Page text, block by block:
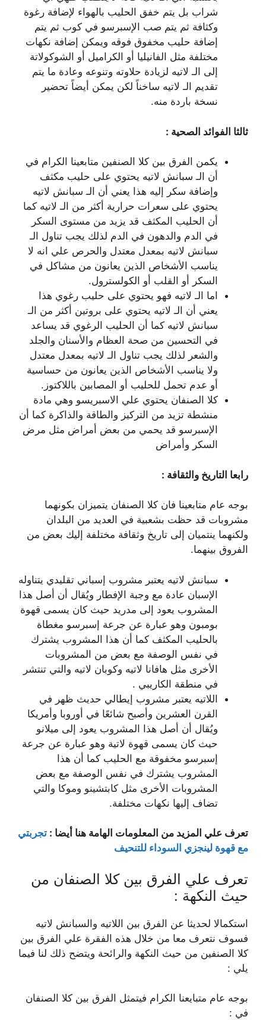
شراب بل يتم خفق الحليب بالهواء لإضافة رغوة
وكثافة ثم يتم صب الإسبرسو في كوب ثم يتم
إضافة حليب مخفوق فوقه ويمكن إضافة نكهات
مختلفة مثل الفانيليا أو الكراميل أو الشوكولاتة
إلى الـ لاتيه لزيادة حلاوته وتنوعه وعادة ما يتم
تقديم الـ لاتيه ساخناً لكن يمكن أيضاً تحضير
نسخة باردة منه.
ثالثا الفوائد الصحية :
يكمن الفرق بين كلا الصنفين متابعينا الكرام في
أن الـ سبانش لاتيه يحتوي على حليب مكثف
وإضافة سكر إليه هذا يعني أن الـ سبانش لاتيه
يحتوي على سعرات حرارية أكثر من الـ لاتيه كما
أن الحليب المكثف قد يزيد من مستوى السكر
في الدم والدهون في الدم لذلك يجب تناول الـ
سبانش لاتيه بمعدل معتدل والحرص علي انه لا
يناسب الأشخاص الذين يعانون من مشاكل في
السكر أو القلب أو الكولسترول.
اما الـ لاتيه فهو يحتوي على حليب رغوي هذا
يعني أن الـ لاتيه يحتوي على بروتين أكثر من الـ
سبانش لاتيه كما أن الحليب الرغوي قد يساعد
في التحسين من صحة العظام والأسنان والجلد
والشعر لذلك يجب تناول الـ لاتيه بمعدل معتدل
ولا يناسب الأشخاص الذين يعانون من حساسية
أو عدم تحمل للحليب أو المصابين باللاكتوز.
كلا الصنفان يحتوي علي الاسبريسو وهي مادة
منشطة تزيد من التركيز والطاقة والذاكرة كما أن
الإسبرسو قد يحمي من بعض أمراض مثل مرض
السكر وأمراض
رابعا التاريخ والثقافة :
بوجه عام متابعينا فان كلا الصنفان يتميزان بكونهما
مشروبات قد حظت بشعبية في العديد من البلدان
ولكنهما ينتميان إلى تاريخ وثقافة مختلفة إليك بعض من
الفروق بينهما.
سبانش لاتيه يعتبر مشروب إسباني تقليدي يتناوله
الإسبان عادة مع وجبة الإفطار ويُقال أن أصل هذا
المشروب يعود إلى مدريد حيث كان يسمى قهوة
بومبون وهو عبارة عن جرعة إسبرسو مغطاة
بالحليب المكثف كما أن هذا المشروب يشترك
في نفس الوصفة مع بعض من المشروبات
الأخرى مثل هافانا لاتيه وكوبان لاتيه والتي تنتشر
في منطقة الكاريبي .
اللاتيه يعتبر مشروب إيطالي حديث ظهر في
القرن العشرين وأصبح شائعًا في أوروبا وأمريكا
ويُقال أن أصل هذا المشروب يعود إلى ميلانو
حيث كان يسمى قهوة لاتية وهو عبارة عن جرعة
إسبرسو مخفوقة مع الحليب كما أن هذا
المشروب يشترك في نفس الوصفة مع بعض
المشروبات الأخرى مثل كابتشينو وموكا والتي
تضاف إليها نكهات مختلفة.
تعرف علي المزيد من المعلومات الهامة هنا أيضا : تجربتي
مع قهوة لينجزي السوداء للتنحيف
تعرف علي الفرق بين كلا الصنفان من
حيث النكهة :
استكمالا لحديثا عن الفرق بين اللاتيه والسبانش لاتيه
فسوف نتعرف معا من خلال هذه الفقرة علي الفرق بين
كلا الصنفين من حيث النكهة والرائحة ويتضح ذلك لنا فيما
يلي :
بوجه عام متبايعنا الكرام فيتمثل الفرق بين كلا الصنفان
في :